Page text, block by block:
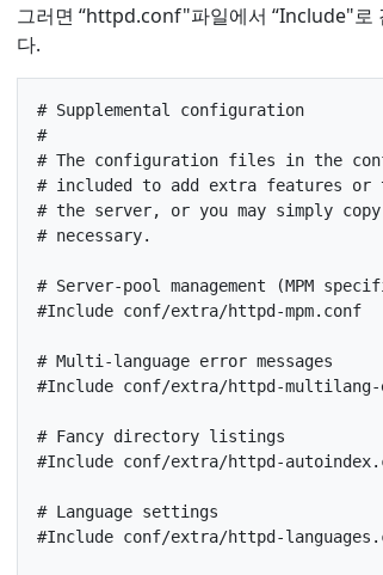
그러면 “httpd.conf"파일에서 “Include"로
다.
# Supplemental configuration
#
# The configuration files in the
# included to add extra features
# the server, or you may simply
# necessary.
# Server-pool management (MPM
#Include conf/extra/httpd-mpm.conf
# Multi-language error messages
#Include conf/extra/httpd-multilang-
# Fancy directory listings
#Include conf/extra/httpd-
# Language settings
#Include conf/extra/httpd-